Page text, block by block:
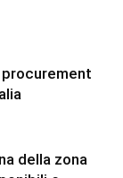
procurement
della zona